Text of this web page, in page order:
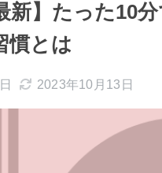
新】たった10
慣とは
2023年10月13日